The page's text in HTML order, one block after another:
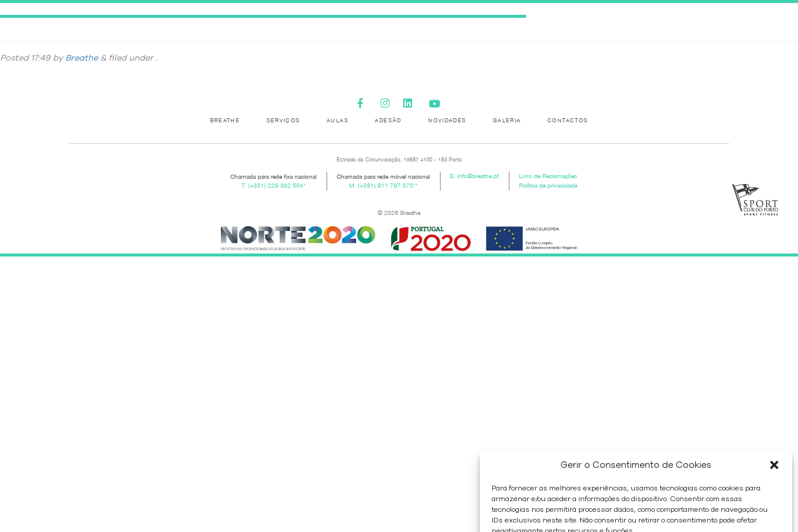
Gerir o Consentimento de Cookies
Para fornecer as melhores experiências, usamos tecnologias como cookies para
armazenar e/ou aceder a informações do dispositivo. Consentir com essas
tecnologias nos permitirá processar dados, como comportamento de navegação ou
IDs exclusivos neste site. Não consentir ou retirar o consentimento pode afetar
Posted 17:49by Breathe & filed under .
BREATHE SERVIÇOS AULAS ADESÃO NOVIDADES GALERIA CONTACTOS
Estrada da Circunvalação, 15687 4100 - 183 Porto
Chamada para rede fixa nacional
T. (+351) 229 382 504*
Chamada para rede móvel nacional
M. (+351) 911 797 075**
E.info@breathe.pt
Livro de Reclamações
Política de privacidade
© 2026 Breathe